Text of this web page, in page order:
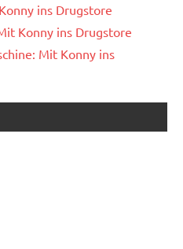
ins Drugstore
Konny ins Drugstore
Mit Konny ins